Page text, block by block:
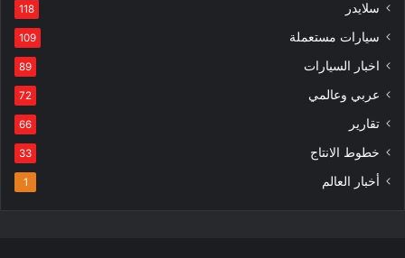
سلايدر 118
سيارات مستعملة 109
اخبار السيارات 89
عربي وعالمي 72
تقارير 66
خطوط الانتاج 33
أخبار العالم 1